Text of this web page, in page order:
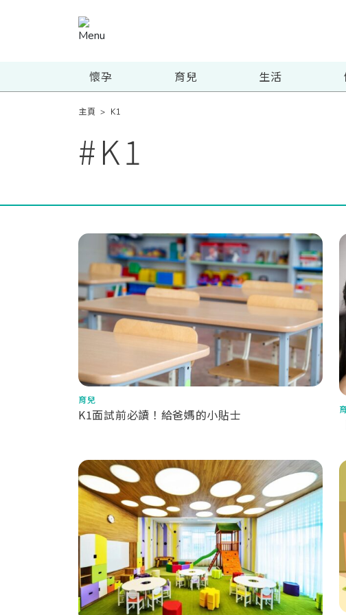
懷孕 育兒 生活
主頁 > K1
#K1
育兒
K1面試前必讀！給爸媽的小貼士